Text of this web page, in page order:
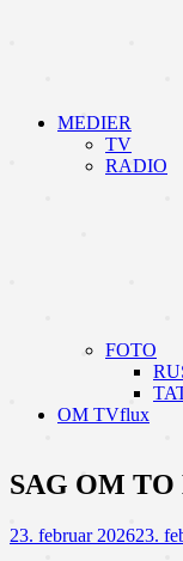
MEDIER
TV
RADIO
FOTO
OM TVflux
SAG OM TO
23. februar 202623.